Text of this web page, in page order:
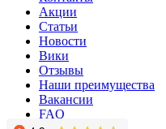
Акции
Статьи
Новости
Вики
Отзывы
Наши преимущества
Вакансии
FAQ